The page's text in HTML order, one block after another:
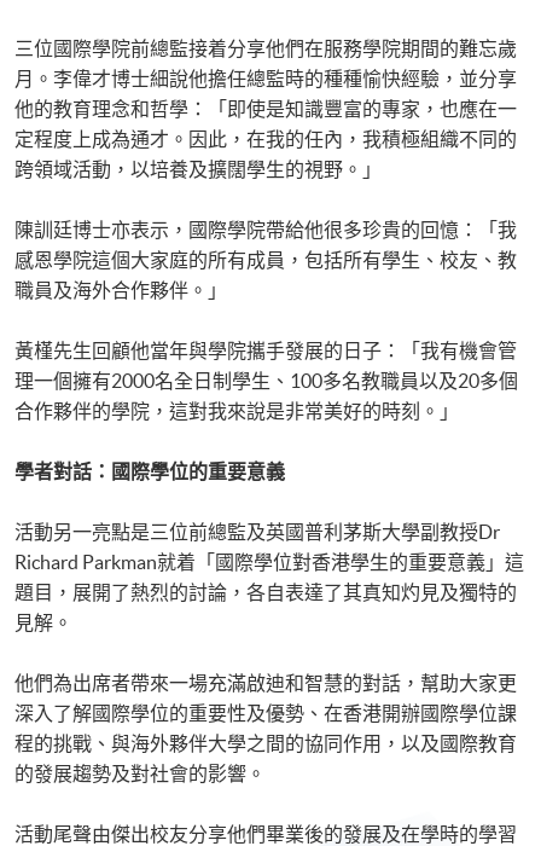
三位國際學院前總監接着分享他們在服務學院期間的難忘歲
月。李偉才博士細說他擔任總監時的種種愉快經驗，並分享
他的教育理念和哲學：「即使是知識豐富的專家，也應在一
定程度上成為通才。因此，在我的任內，我積極組織不同的
跨領域活動，以培養及擴闊學生的視野。」
陳訓廷博士亦表示，國際學院帶給他很多珍貴的回憶：「我
感恩學院這個大家庭的所有成員，包括所有學生、校友、教
職員及海外合作夥伴。」
黃槿先生回顧他當年與學院攜手發展的日子：「我有機會管
理一個擁有2000名全日制學生、100多名教職員以及20多個
合作夥伴的學院，這對我來說是非常美好的時刻。」
學者對話：國際學位的重要意義
活動另一亮點是三位前總監及英國普利茅斯大學副教授Dr
Richard Parkman就着「國際學位對香港學生的重要意義」這
題目，展開了熱烈的討論，各自表達了其真知灼見及獨特的
見解。
他們為出席者帶來一場充滿啟迪和智慧的對話，幫助大家更
深入了解國際學位的重要性及優勢、在香港開辦國際學位課
程的挑戰、與海外夥伴大學之間的協同作用，以及國際教育
的發展趨勢及對社會的影響。
活動尾聲由傑出校友分享他們畢業後的發展及在學時的學習